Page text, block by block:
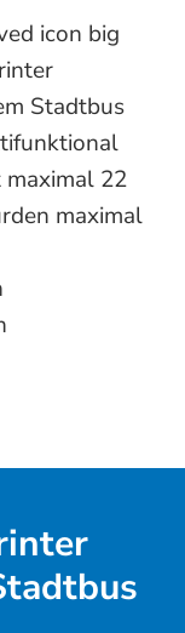
Stadtbus
22
maximal